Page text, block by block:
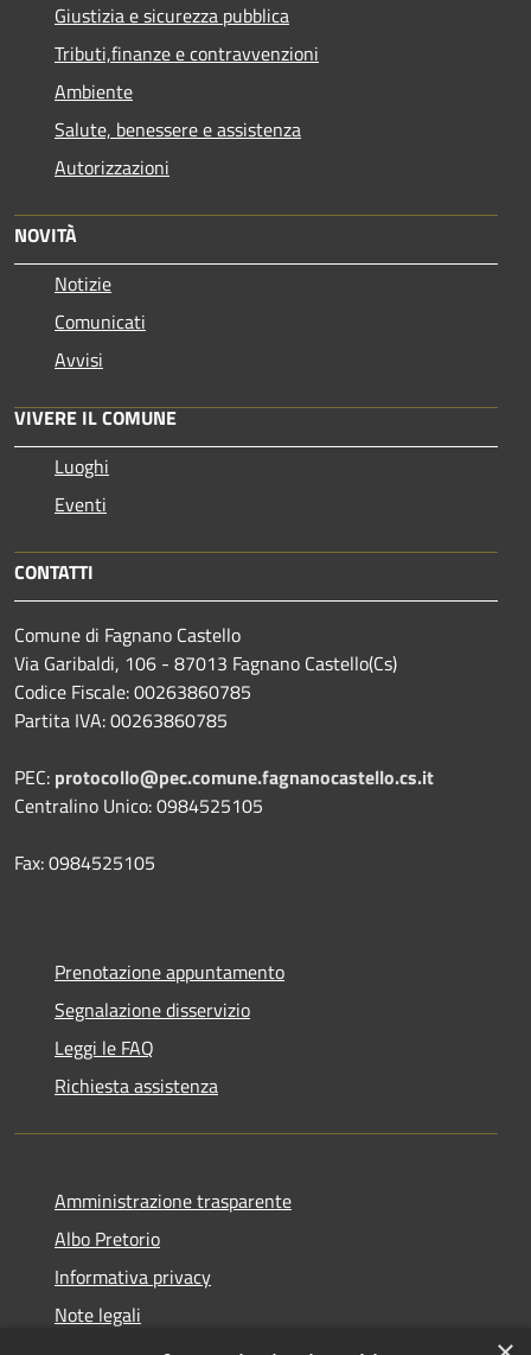
Giustizia e sicurezza pubblica
Tributi,finanze e contravvenzioni
Ambiente
Salute, benessere e assistenza
Autorizzazioni
NOVITÀ
Notizie
Comunicati
Avvisi
VIVERE IL COMUNE
Luoghi
Eventi
CONTATTI
Comune di Fagnano Castello
Via Garibaldi, 106 - 87013 Fagnano Castello(Cs)
Codice Fiscale: 00263860785
Partita IVA: 00263860785
PEC: protocollo@pec.comune.fagnanocastello.cs.it
Centralino Unico: 0984525105
Fax: 0984525105
Prenotazione appuntamento
Segnalazione disservizio
Leggi le FAQ
Richiesta assistenza
Amministrazione trasparente
Albo Pretorio
Informativa privacy
Note legali